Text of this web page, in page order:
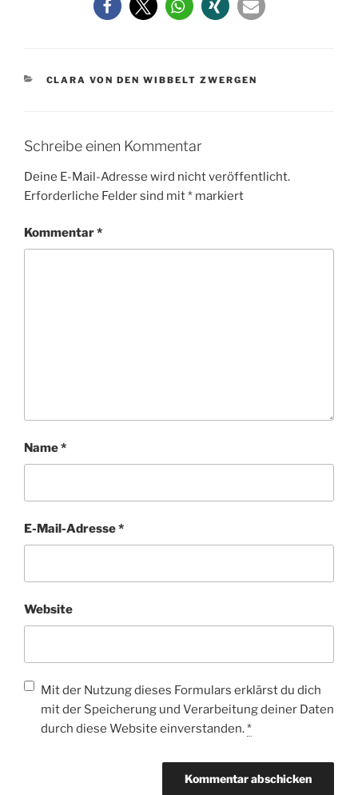
KATEGORIEN
CLARA VON DEN WIBBELT ZWERGEN
Schreibe einen Kommentar
Deine E-Mail-Adresse wird nicht veröffentlicht.
Erforderliche Felder sind mit* markiert
Kommentar*
Name*
E-Mail-Adresse*
Website
Mit der Nutzung dieses Formulars erklärst du dich
mit der Speicherung und Verarbeitung deiner Daten
durch diese Website einverstanden.*